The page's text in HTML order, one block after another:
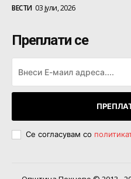
ВЕСТИ 03 јули, 2026
Преплати се
Се согласувам со